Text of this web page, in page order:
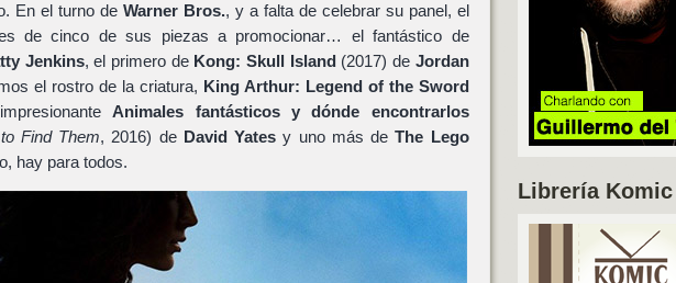
En el turno de Warner Bros., y a falta de celebrar su panel, el
de cinco de sus piezas a promocionar… el fantástico de
Jenkins, el primero de Kong: Skull Island(2017) de Jordan
el rostro de la criatura, King Arthur: Legend of the Sword
Animales fantásticos y dónde encontrarlos
Find Them, 2016) de David Yates y uno más deThe Lego
hay para todos.
Librería Komic